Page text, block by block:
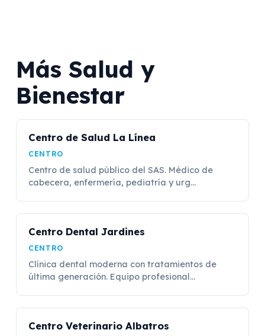
Más Salud y
Bienestar
Centro de Salud La Línea
CENTRO
Centro de salud público del SAS. Médico de
cabecera, enfermería, pediatría y urg...
Centro Dental Jardines
CENTRO
Clínica dental moderna con tratamientos de
última generación. Equipo profesional...
Centro Veterinario Albatros